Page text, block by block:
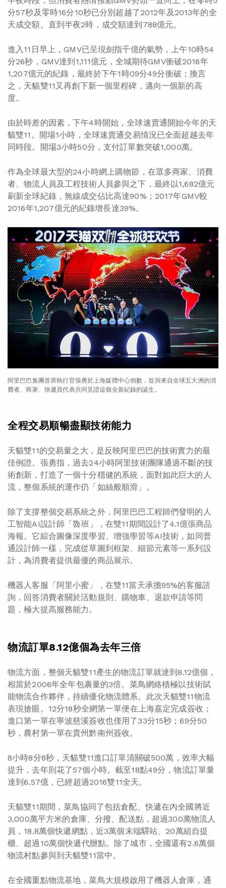
分57秒及零時16分10秒已分別超越了2012年及2013年的全
天成交額。直到半夜2時，成交額達到788億元。
進入11日早上，GMV已呈現劍指千億的氣勢，上午10時54
分26秒，GMV達到1,111億元，全城期待GMV衝破2016年
1,207億元的紀錄，最終於下午1時09分49分衝破；換言
之，天貓雙11又再創下新一個里程碑，邁向一個新的高
度。
由於時差的因素，下午4時開始，全球速賣通開始今年的天
貓雙11。開場1小時，全球速賣通交易情況已全面超越去年
同時段。開場3小時50分，支付訂單數突破1,000萬。
作為全球最大型的24小時網上購物節，在眾多商家、消費
者、物流人員及工程技術人員參與之下，最終以1,682億元
刷新全球紀錄，無線成交佔比高達90%；2017年GMV較
2016年1,207億元的紀錄增長達39%。
阿里巴巴集團首席執行官張勇於上海媒體中心倒數，並與來自全球五大洲的消
費者、商家、快遞員代表共同見證這個全新紀錄的誕生。
全程交易順暢盡顯技術能力
天貓雙11的交易量之大，是反映阿里巴巴的技術實力的最
佳例證。張勇指，過去24小時阿里技術團隊通過不斷的技
術創新，打造了一個十分穩健的系統，面對如此巨大的人
流，整個系統的運作仍「如絲般順滑」。
除了支撐整個交易系統之外，阿里巴巴工程師們發明的人
工智能AI設計師「魯班」，在雙11期間設計了4.1億張商品
海報。它綜合圖像深度學習、增強學習等AI技術，如同普
通設計師一樣，完成從草圖到框架、細節元素等一系列設
計，為消費者提供最優的商品展示。
機器人客服「阿里小蜜」，在雙11當天承擔95%的客服諮
詢，回答消費者關於活動規則、購物車、退款申請等問
題，極大提高服務能力。
物流訂單8.12億個為去年三倍
物流方面，整個天貓雙11產生的物流訂單就達到8.12億個，
相當於2006年全年包裹量的3倍。菜鳥網絡積極以技術賦
能物流合作夥伴，持續優化物流體系。此次天貓雙11物流
表現搶眼。12分18秒全網第一單便在上海嘉定完成簽收；
進口第一單在寧波慈溪簽收也僅用了33分15秒；69分50
秒，農村第一單在貴州黔南州簽收。
8小時8分8秒，天貓雙11進口訂單清關破500萬，效率大幅
提升，去年則花了57個小時。截至18點49分，物流訂單量
達到6.57億，已經超過2016雙11全天。
天貓雙11期間，菜鳥協同了包括倉配、快遞在內全國將近
3,000萬平方米的倉庫、分撥、配送點，超過300萬物流人
員，18.8萬個快遞網點，近3萬個末端驛站、20萬組自提
櫃、超過10萬個快遞代辦點。除了城市，全國還有2.6萬個
物流村點參與到天貓雙11當中。
在全國重點物流基地，菜鳥大規模啟用了機器人倉庫，通